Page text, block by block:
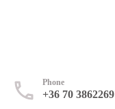
Phone
+36 70 3862269